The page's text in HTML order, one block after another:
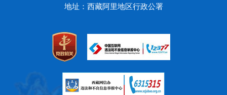
地址：西藏阿里地区行政公署